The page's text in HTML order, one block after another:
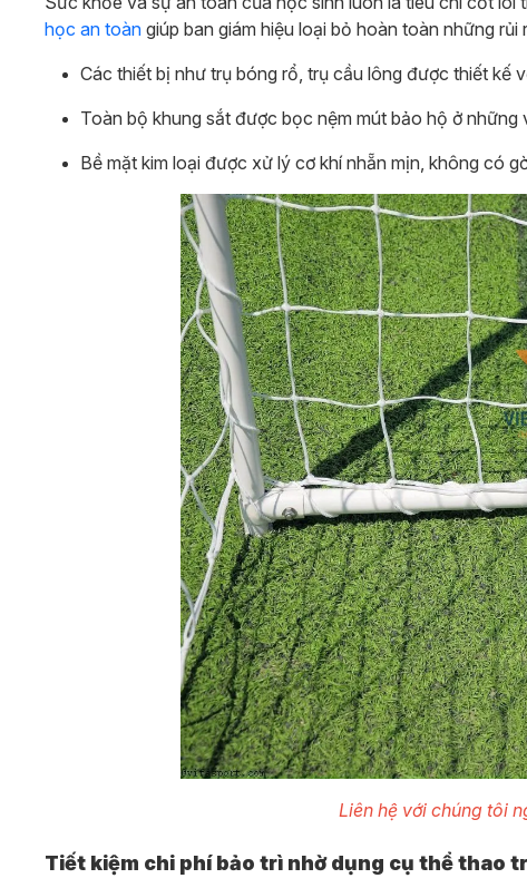
học an toàn giúp ban giám hiệu loại bỏ hoàn toàn những
Các thiết bị như trụ bóng rổ, trụ cầu lông được thiết kế
Toàn bộ khung sắt được bọc nệm mút bảo hộ ở
Bề mặt kim loại được xử lý cơ khí nhẵn mịn, không có
Liên hệ với chúng tôi
Tiết kiệm chi phí bảo trì nhờ dụng cụ thể thao